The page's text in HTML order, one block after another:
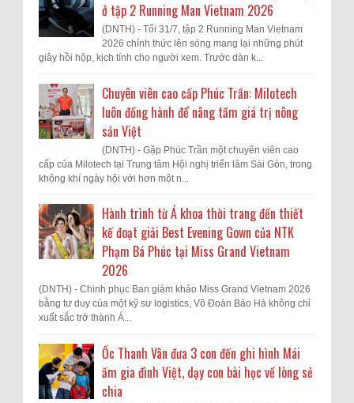
ở tập 2 Running Man Vietnam 2026
(DNTH) - Tối 31/7, tập 2 Running Man Vietnam
2026 chính thức lên sóng mang lại những phút
giây hồi hộp, kịch tính cho người xem. Trước dàn k...
Chuyên viên cao cấp Phúc Trần: Milotech
luôn đồng hành để nâng tầm giá trị nông
sản Việt
(DNTH) - Gặp Phúc Trần một chuyên viên cao
cấp của Milotech tại Trung tâm Hội nghị triển lãm Sài Gòn, trong
không khí ngày hội với hơn một n...
Hành trình từ Á khoa thời trang đến thiết
kế đoạt giải Best Evening Gown của NTK
Phạm Bá Phúc tại Miss Grand Vietnam
2026
(DNTH) - Chinh phục Ban giám khảo Miss Grand Vietnam 2026
bằng tư duy của một kỹ sư logistics, Võ Đoàn Bảo Hà không chỉ
xuất sắc trở thành Á...
Ốc Thanh Vân đưa 3 con đến ghi hình Mái
ấm gia đình Việt, dạy con bài học về lòng sẻ
chia